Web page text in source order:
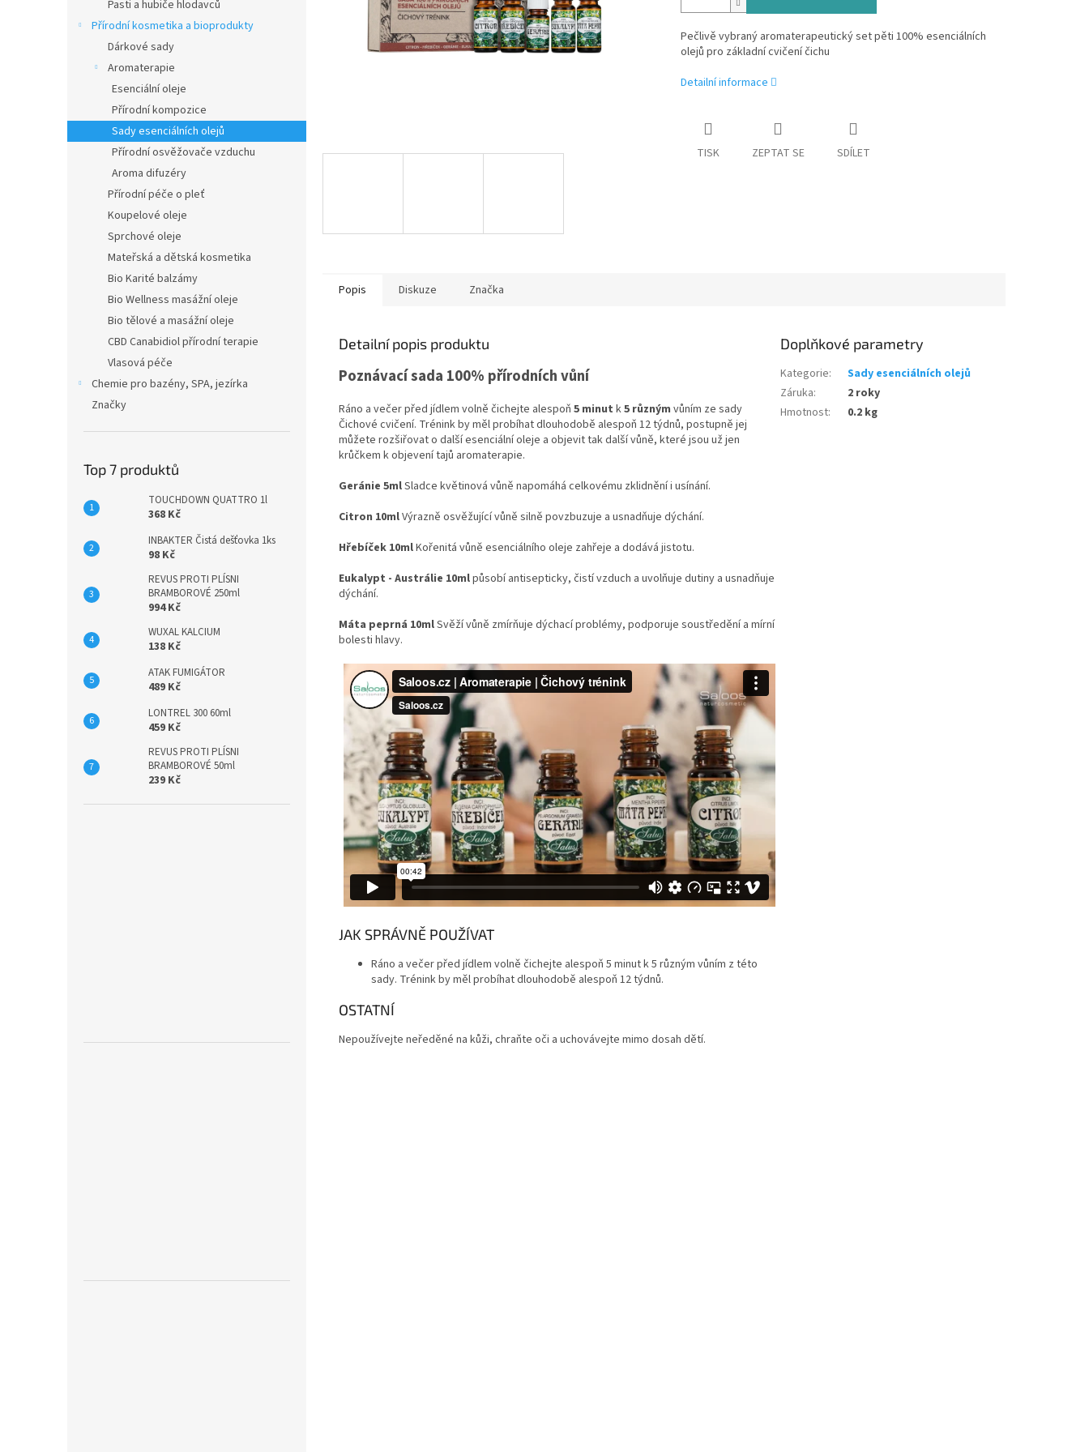
Pasti a hubiče hlodavců
Přírodní kosmetika a bioprodukty
Dárkové sady
Aromaterapie
Esenciální oleje
Přírodní kompozice
Sady esenciálních olejů
Přírodní osvěžovače vzduchu
Aroma difuzéry
Přírodní péče o pleť
Koupelové oleje
Sprchové oleje
Mateřská a dětská kosmetika
Bio Karité balzámy
Bio Wellness masážní oleje
Bio tělové a masážní oleje
CBD Canabidiol přírodní terapie
Vlasová péče
Chemie pro bazény, SPA, jezírka
Značky
Top 7 produktů
TOUCHDOWN QUATTRO 1l
368 Kč
INBAKTER Čistá dešťovka 1ks
98 Kč
REVUS PROTI PLÍSNI
BRAMBOROVÉ 250ml
994 Kč
WUXAL KALCIUM
138 Kč
ATAK FUMIGÁTOR
489 Kč
LONTREL 300 60ml
459 Kč
REVUS PROTI PLÍSNI
BRAMBOROVÉ 50ml
239 Kč
Pečlivě vybraný aromaterapeutický set pěti 100% esenciálních
olejů pro základní cvičení čichu
Detailní informace
TISK ZEPTAT SE SDÍLET
Popis Diskuze Značka
Detailní popis produktu
Poznávací sada 100% přírodních vůní
Ráno a večer před jídlem volně čichejte alespoň 5 minut k5 různým vůním ze sady
Čichové cvičení. Trénink by měl probíhat dlouhodobě alespoň 12 týdnů, postupně jej
můžete rozšiřovat o další esenciální oleje a objevit tak další vůně, které jsou už jen
krůčkem k objevení tajů aromaterapie.
Geránie 5mlSladce květinová vůně napomáhá celkovému zklidnění i usínání.
Citron 10mlVýrazně osvěžující vůně silně povzbuzuje a usnadňuje dýchání.
Hřebíček 10mlKořenitá vůně esenciálního oleje zahřeje a dodává jistotu.
Eukalypt - Austrálie 10mlpůsobí antisepticky, čistí vzduch a uvolňuje dutiny a usnadňuje
dýchání.
Máta peprná 10mlSvěží vůně zmírňuje dýchací problémy, podporuje soustředění a mírní
bolesti hlavy.
JAK SPRÁVNĚ POUŽÍVAT
Ráno a večer před jídlem volně čichejte alespoň 5 minut k 5 různým vůním z této
sady. Trénink by měl probíhat dlouhodobě alespoň 12 týdnů.
OSTATNÍ
Nepoužívejte neředěné na kůži, chraňte oči a uchovávejte mimo dosah dětí.
Doplňkové parametry
Kategorie:
Sady esenciálních olejů
Záruka:
2 roky
Hmotnost: 0.2 kg